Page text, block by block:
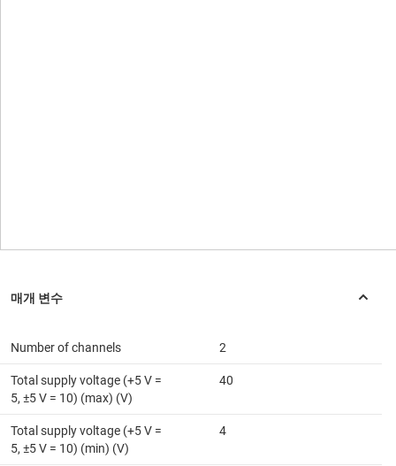
Number of channels 2
Total supply voltage (+5 V =
5, ±5 V = 10) (max) (V)
40
Total supply voltage (+5 V =
5, ±5 V = 10) (min) (V)
4